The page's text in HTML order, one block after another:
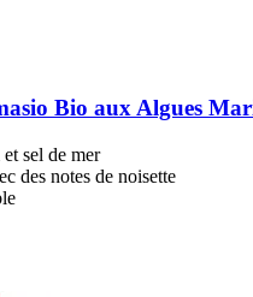
Bio aux Algues
sel de mer
des notes de noisette